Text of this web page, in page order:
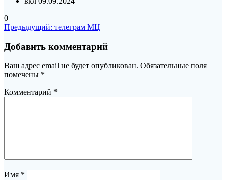
0
Навигация
по
записям
Предыдущий: Предыдущая
телеграм МЦ
Добавить комментарий
Ваш адрес email не будет опубликован. Обязательные поля
помечены *
Комментарий *
Имя *